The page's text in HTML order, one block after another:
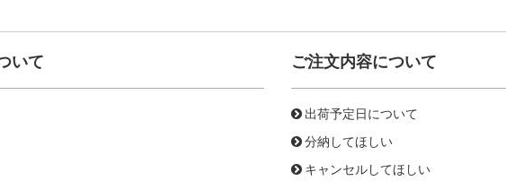
いて ご注文内容について
出荷予定日について
分納してほしい
キャンセルしてほしい